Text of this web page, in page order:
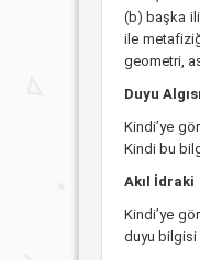
(b) başka
ile
geometri,
Duyu Algısı
Kindi’ye
Kindi bu
Akıl İdraki
Kindi’ye
duyu